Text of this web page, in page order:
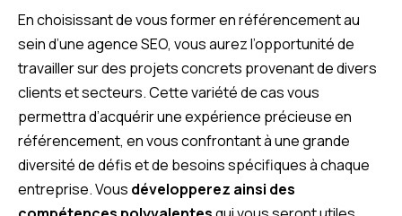
En choisissant de vous former en référencement au
sein d’une agence SEO, vous aurez l’opportunité de
travailler sur des projets concrets provenant de divers
clients et secteurs. Cette variété de cas vous
permettra d’acquérir une expérience précieuse en
référencement, en vous confrontant à une grande
diversité de défis et de besoins spécifiques à chaque
entreprise. Vous développerez ainsi des